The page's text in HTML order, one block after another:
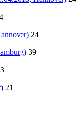
24
39
21